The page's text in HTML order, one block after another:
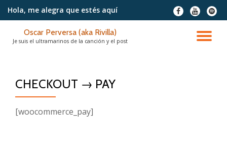
contenido
Hola, me alegra que estés aquí
fa-
facebook
fa-
youtube
fa-
spotify
Oscar Perversa (aka Rivilla)
Je suis el ultramarinos de la canción y el post
CHECKOUT → PAY
[woocommerce_pay]